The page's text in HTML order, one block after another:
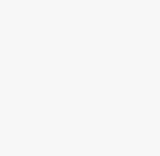
Johannes Richter,
„Als
Gründung der hagebau
habe ich bereits in den
Gesellschafter diverse
Darüber hinaus
des Deutschen